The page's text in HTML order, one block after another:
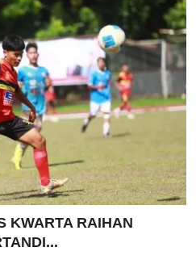
KWARTA RAIHAN